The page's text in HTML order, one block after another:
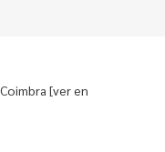
[ver en